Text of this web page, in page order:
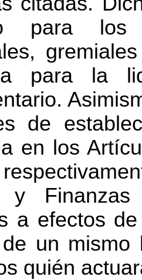
para los
para la
de
en los
y
a efectos
un mismo
quién